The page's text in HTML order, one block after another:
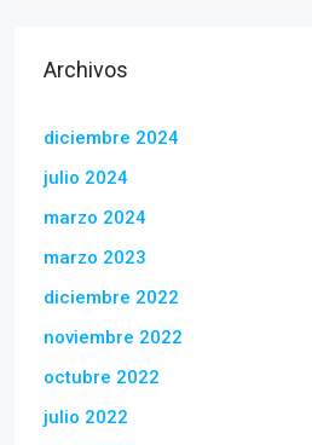
Archivos
diciembre 2024
julio 2024
marzo 2024
marzo 2023
diciembre 2022
noviembre 2022
octubre 2022
julio 2022